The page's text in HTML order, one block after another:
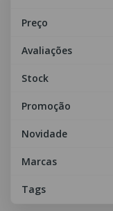
Preço
Avaliações
Stock
Promoção
Novidade
Marcas
Tags